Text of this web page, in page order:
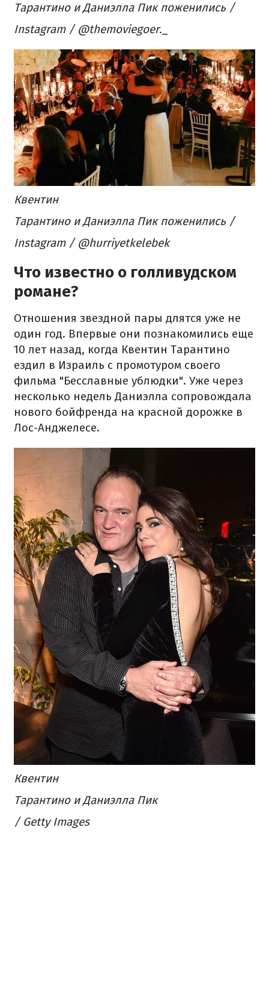
Тарантино и Даниэлла Пик поженились /
Instagram / @themoviegoer._
Квентин
Тарантино и Даниэлла Пик поженились /
Instagram / @hurriyetkelebek
Что известно о голливудском
романе?
Отношения звездной пары длятся уже не
один год. Впервые они познакомились еще
10 лет назад, когда Квентин Тарантино
ездил в Израиль с промотуром своего
фильма "Бесславные ублюдки". Уже через
несколько недель Даниэлла сопровождала
нового бойфренда на красной дорожке в
Лос-Анджелесе.
Квентин
Тарантино и Даниэлла Пик
/ Getty Images